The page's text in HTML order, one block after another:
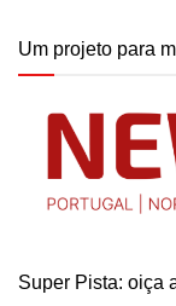
Um projeto para
Super Pista: oiça